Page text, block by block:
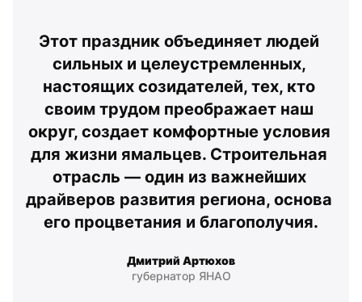
Этот праздник объединяет людей
сильных и целеустремленных,
настоящих созидателей, тех, кто
своим трудом преображает наш
округ, создает комфортные условия
для жизни ямальцев. Строительная
отрасль — один из важнейших
драйверов развития региона, основа
его процветания и благополучия.
Дмитрий Артюхов
губернатор ЯНАО